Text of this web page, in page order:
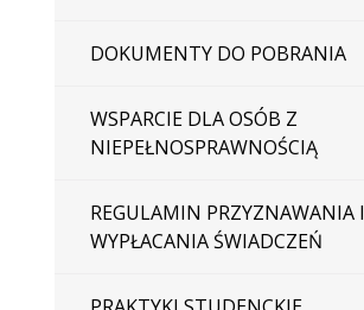
DOKUMENTY DO POBRANIA
WSPARCIE DLA OSÓB Z
NIEPEŁNOSPRAWNOŚCIĄ
REGULAMIN PRZYZNAWANIA I
WYPŁACANIA ŚWIADCZEŃ